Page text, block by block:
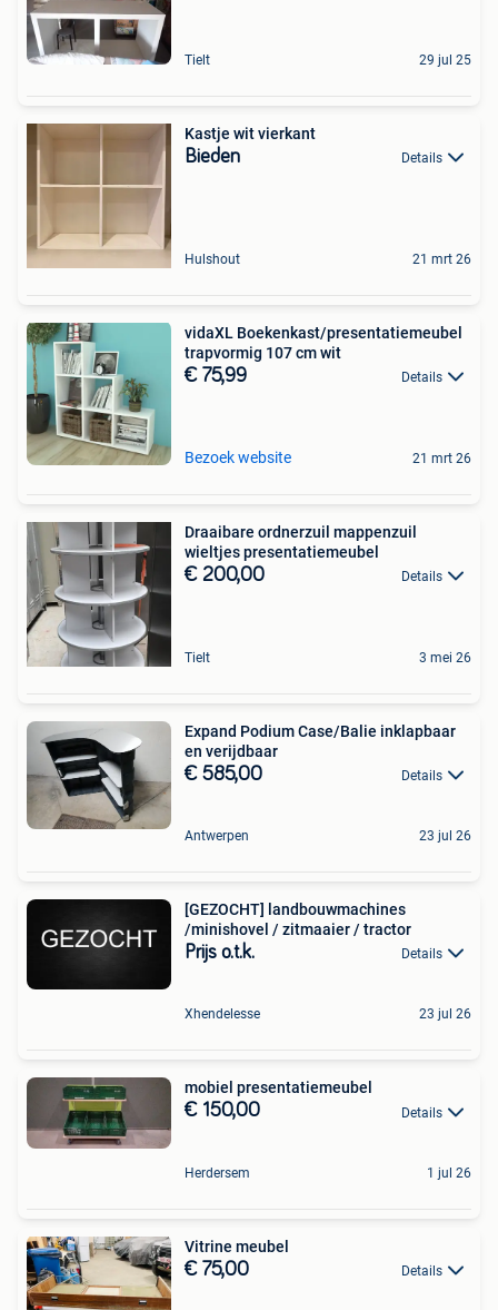
Tielt 29 jul 25
Kastje wit vierkant
Bieden Details
Hulshout 21 mrt 26
vidaXL Boekenkast/presentatiemeubel
trapvormig 107 cm wit
€ 75,99 Details
Bezoek website 21 mrt 26
Draaibare ordnerzuil mappenzuil
wieltjes presentatiemeubel
€ 200,00 Details
Tielt 3 mei 26
Expand Podium Case/Balie inklapbaar
en verijdbaar
€ 585,00 Details
Antwerpen 23 jul 26
[GEZOCHT] landbouwmachines
/minishovel / zitmaaier / tractor
Prijs o.t.k. Details
Xhendelesse 23 jul 26
mobiel presentatiemeubel
€ 150,00 Details
Herdersem 1 jul 26
Vitrine meubel
€ 75,00 Details